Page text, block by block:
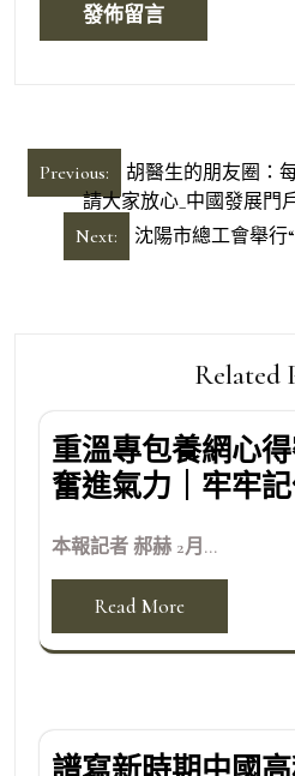
文
章
Previous:
胡醫生的朋友圈：
請大家放心_中國發展門
Next:
沈陽市總工會舉行
Related
重溫專包養網心
奮進氣力｜牢牢
本報記者 郝赫 2月...
Read More